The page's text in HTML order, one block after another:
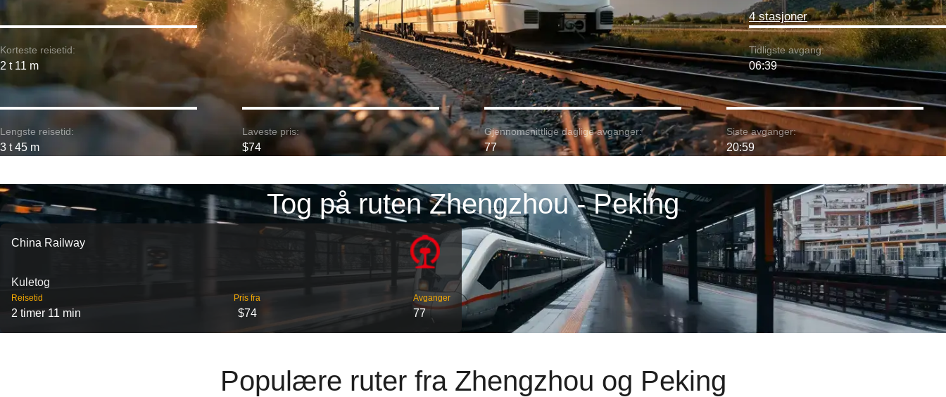
4 stasjoner
Korteste reisetid:
2 t 11 m
Tidligste avgang:
06:39
Lengste reisetid:
3 t 45 m
Laveste pris:
$74
Gjennomsnittlige daglige avganger:
77
Siste avganger:
20:59
Tog på ruten Zhengzhou - Peking
China Railway
Kuletog
Reisetid
2 timer 11 min
Pris fra
$74
Avganger
77
Populære ruter fra Zhengzhou og Peking